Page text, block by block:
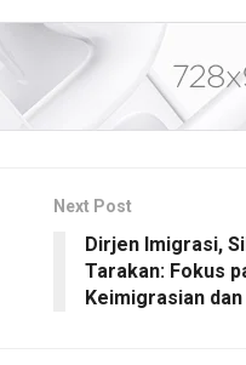
Next Post
Dirjen Imigrasi,
Tarakan: Fokus
Keimigrasian